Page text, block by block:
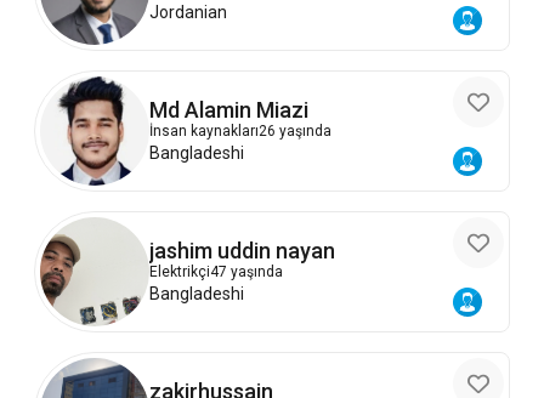
Jordanian
Md Alamin Miazi
İnsan kaynakları26 yaşında
Bangladeshi
jashim uddin nayan
Elektrikçi47 yaşında
Bangladeshi
zakirhussain